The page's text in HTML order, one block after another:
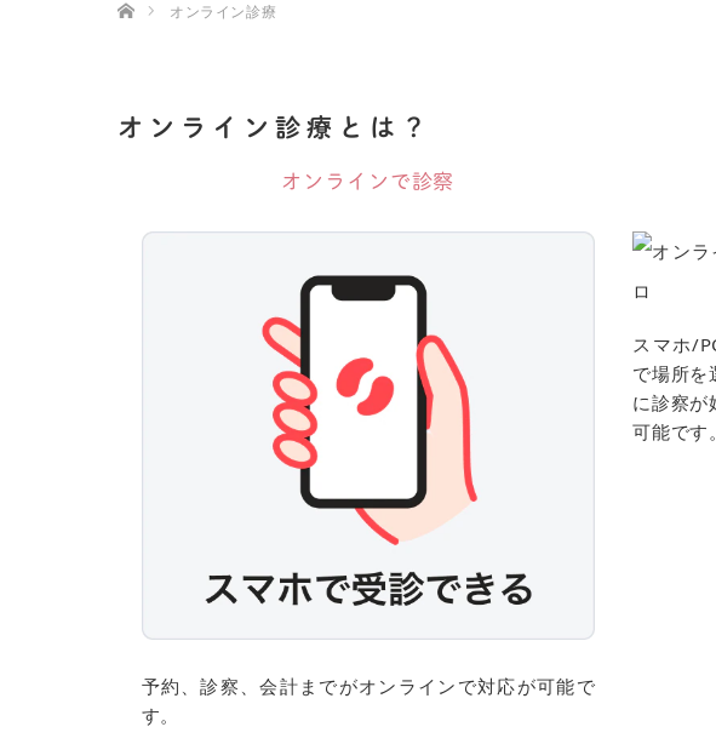
オンライン診療
オンライン診療とは？
オンラインで診察
予約、診察、会計までがオンラインで対応が可能で
す。
スマホ/
で場所を
に診察が
可能です。